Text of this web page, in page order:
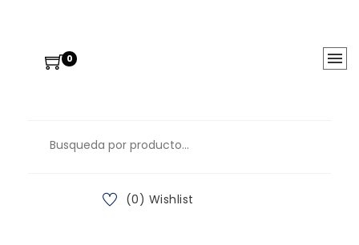
0
(0) Wishlist